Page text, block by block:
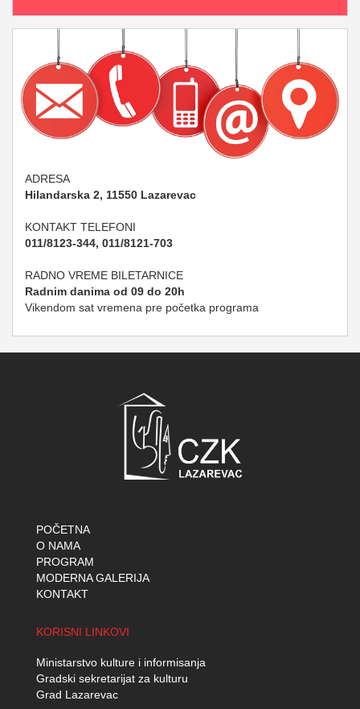
ADRESA
Hilandarska 2, 11550 Lazarevac
KONTAKT TELEFONI
011/8123-344, 011/8121-703
RADNO VREME BILETARNICE
Radnim danima od 09 do 20h
Vikendom sat vremena pre početka programa
POČETNA
O NAMA
PROGRAM
MODERNA GALERIJA
KONTAKT
KORISNI LINKOVI
Ministarstvo kulture i informisanja
Gradski sekretarijat za kulturu
Grad Lazarevac